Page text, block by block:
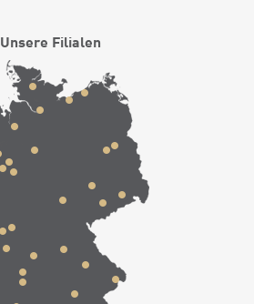
Unsere Filialen